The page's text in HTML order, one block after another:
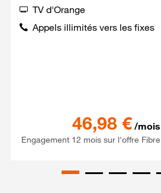
TV d'Orange
Appels illimités vers les fixes
46,98 € /mois
Engagement 12 mois sur l'offre Fibre